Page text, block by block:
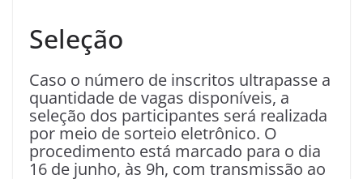
Seleção
Caso o número de inscritos ultrapasse a
quantidade de vagas disponíveis, a
seleção dos participantes será realizada
por meio de sorteio eletrônico. O
procedimento está marcado para o dia
16 de junho, às 9h, com transmissão ao